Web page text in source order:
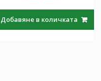
Добавяне в количката